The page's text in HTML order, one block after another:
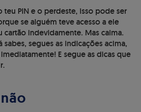
teu PIN e o perdeste, isso pode ser
se alguém teve acesso a ele
indevidamente. Mas calma.
sabes, segues as indicações acima,
E segue as dicas que